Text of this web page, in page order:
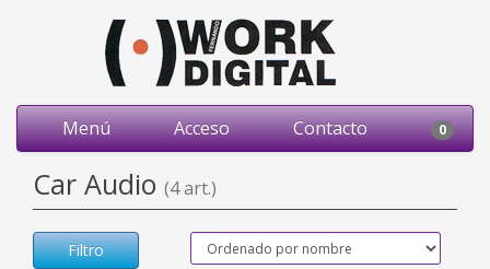
Menú Acceso Contacto 0
Car Audio (4 art.)
Filtro